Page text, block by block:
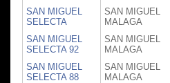
SAN MIGUEL
SELECTA
SAN MIGUEL
MALAGA
SAN MIGUEL
SELECTA 92
SAN MIGUEL
MALAGA
SAN MIGUEL
SELECTA 88
SAN MIGUEL
MALAGA